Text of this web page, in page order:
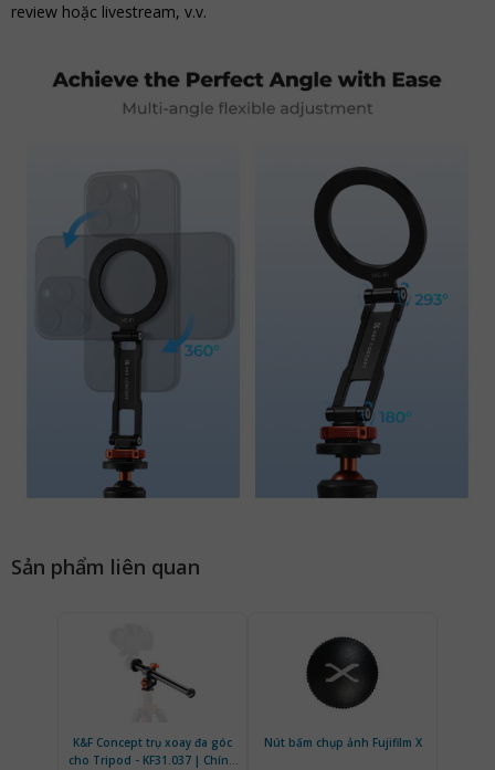
review hoặc livestream, v.v.
Sản phẩm liên quan
K&F Concept trụ xoay đa góc
cho Tripod - KF31.037 | Chính
Nút bấm chụp ảnh Fujifilm X